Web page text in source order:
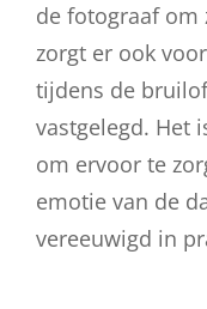
de fotograaf om
zorgt er ook
tijdens de
vastgelegd. Het
om ervoor te
emotie van de
vereeuwigd in